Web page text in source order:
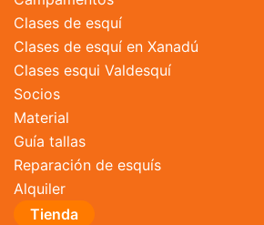
Clases de esquí
Clases de esquí en Xanadú
Clases esqui Valdesquí
Socios
Material
Guía tallas
Reparación de esquís
Alquiler
Tienda